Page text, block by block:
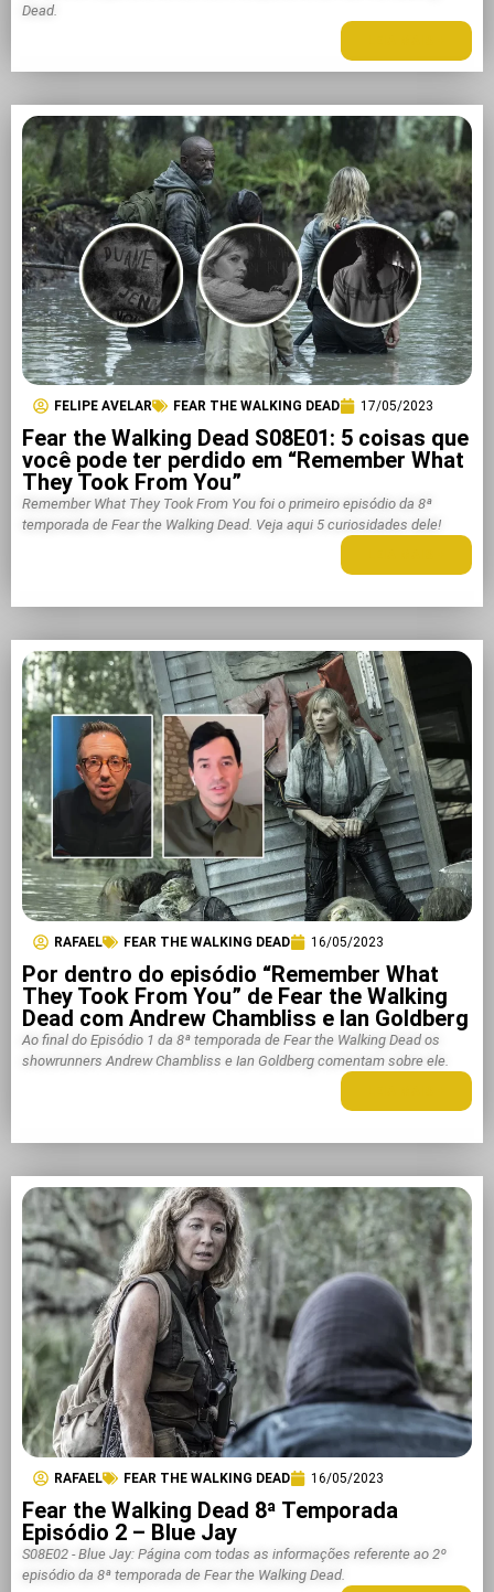
Dead.
FELIPE AVELAR FEAR THE WALKING DEAD 17/05/2023
Fear the Walking Dead S08E01: 5 coisas que
você pode ter perdido em “Remember What
They Took From You”
Remember What They Took From You foi o primeiro episódio da 8ª
temporada de Fear the Walking Dead. Veja aqui 5 curiosidades dele!
RAFAEL FEAR THE WALKING DEAD 16/05/2023
Por dentro do episódio “Remember What
They Took From You” de Fear the Walking
Dead com Andrew Chambliss e Ian Goldberg
Ao final do Episódio 1 da 8ª temporada de Fear the Walking Dead os
showrunners Andrew Chambliss e Ian Goldberg comentam sobre ele.
RAFAEL FEAR THE WALKING DEAD 16/05/2023
Fear the Walking Dead 8ª Temporada
Episódio 2 – Blue Jay
S08E02 - Blue Jay: Página com todas as informações referente ao 2º
episódio da 8ª temporada de Fear the Walking Dead.